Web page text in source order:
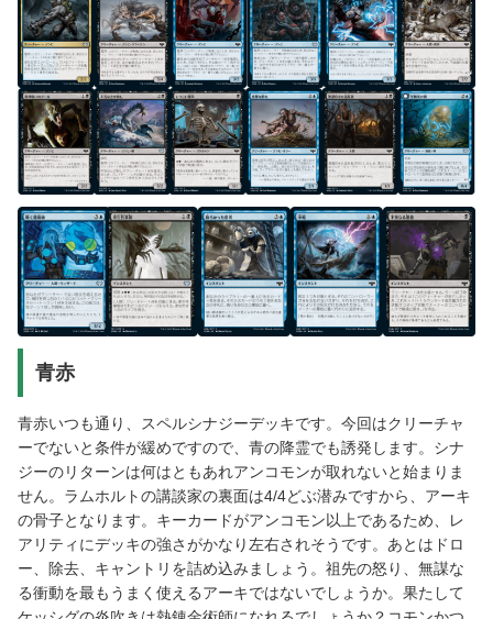
青赤
青赤いつも通り、スペルシナジーデッキです。今回はクリーチャ
ーでないと条件が緩めですので、青の降霊でも誘発します。シナ
ジーのリターンは何はともあれアンコモンが取れないと始まりま
せん。ラムホルトの講談家の裏面は4/4どぶ潜みですから、アーキ
の骨子となります。キーカードがアンコモン以上であるため、レ
アリティにデッキの強さがかなり左右されそうです。あとはドロ
ー、除去、キャントリを詰め込みましょう。祖先の怒り、無謀な
る衝動を最もうまく使えるアーキではないでしょうか。果たして